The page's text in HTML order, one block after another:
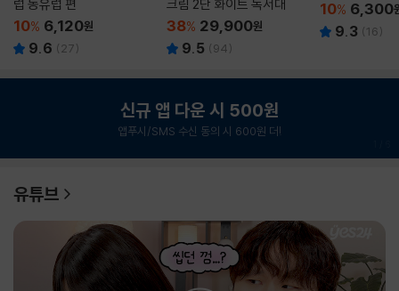
럽 동유럽 편
10% 6,120원
9.6 ( 27)
크림 2단 화이트 독서대
38% 29,900원
9.5 (94)
10% 6,300
9.3 (16)
신규 앱 다운 시 500원
앱푸시/SMS 수신 동의 시 600원 더!
유튜브